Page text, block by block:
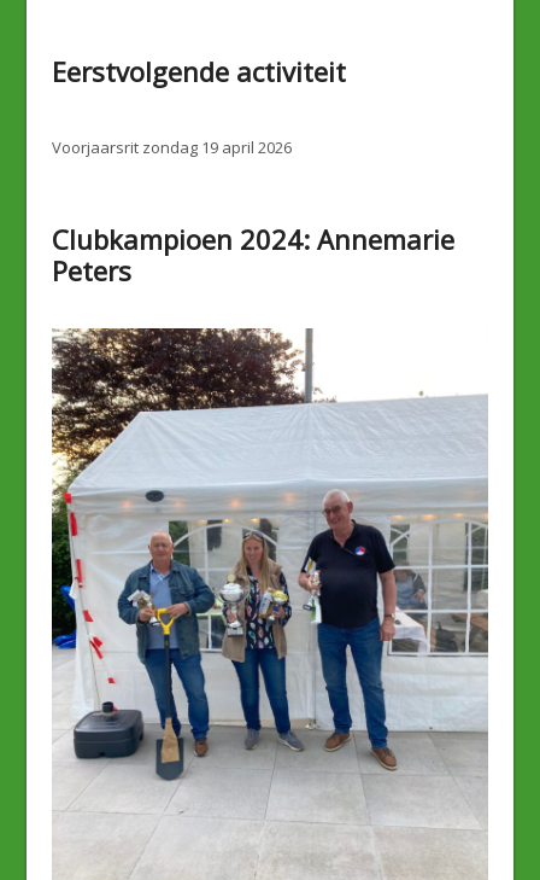
Eerstvolgende activiteit
Voorjaarsrit zondag 19 april 2026
Clubkampioen 2024: Annemarie
Peters